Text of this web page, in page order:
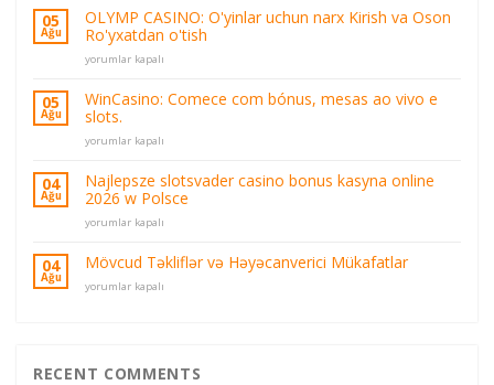
Online
Casino
Olymp
Casino
ve
Bahis
Platformu
için
05
Ağu
OLYMP CASINO: O'yinlar uchun narx Kirish va Oson
Ro'yxatdan o'tish
OLYMP
O'yinlar
uchun
narx
Kirish
Oson
Ro'yxatdan
o'tish
için
yorumlar kapalı
05
Ağu
WinCasino: Comece com bónus, mesas ao vivo e
slots.
WinCasino:
com
bónus,
mesas
ao
e
slots.
için
yorumlar kapalı
04
Ağu
Najlepsze slotsvader casino bonus kasyna online
2026 w Polsce
Najlepsze
casino
bonus
kasyna
için
yorumlar kapalı
04
Ağu
Mövcud Təkliflər və Həyəcanverici Mükafatlar
Mövcud
için
yorumlar kapalı
RECENT COMMENTS